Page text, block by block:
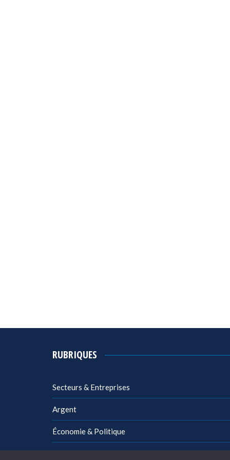
RUBRIQUES
Secteurs & Entreprises
Argent
Économie & Politique
Management